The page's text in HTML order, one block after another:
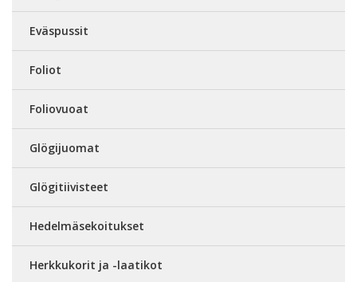
Eväspussit
Foliot
Foliovuoat
Glögijuomat
Glögitiivisteet
Hedelmäsekoitukset
Herkkukorit ja -laatikot